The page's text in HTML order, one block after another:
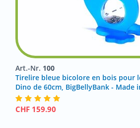
Art.-Nr. 100
Tirelire bleue bicolore en bois pour
Dino de 60cm, BigBellyBank - Made
CHF 159.90